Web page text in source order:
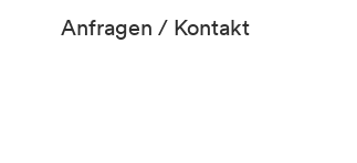
Anfragen / Kontakt